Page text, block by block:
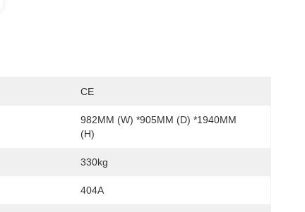
CE
982MM (W) *905MM (D) *1940MM
(H)
330kg
404A